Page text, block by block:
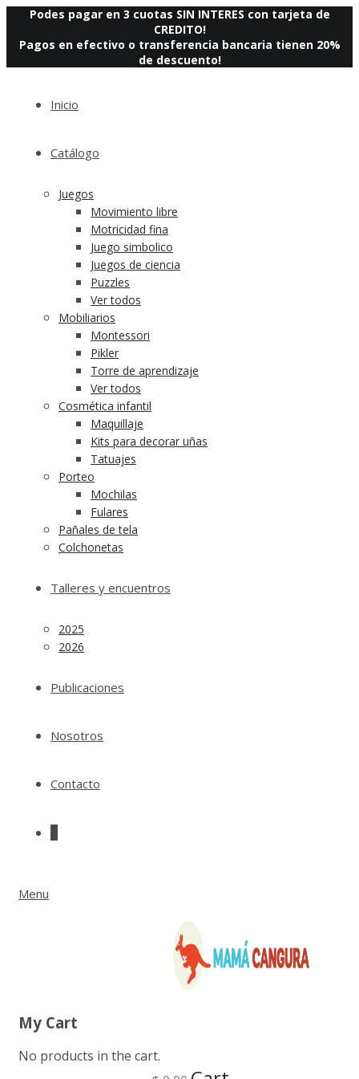
Podes pagar en 3 cuotas SIN INTERES con tarjeta de
CREDITO!
Pagos en efectivo o transferencia bancaria tienen 20%
de descuento!
Inicio
Catálogo
Juegos
Movimiento libre
Motricidad fina
Juego simbolico
Juegos de ciencia
Puzzles
Ver todos
Mobiliarios
Montessori
Pikler
Torre de aprendizaje
Ver todos
Cosmética infantil
Maquillaje
Kits para decorar uñas
Tatuajes
Porteo
Mochilas
Fulares
Pañales de tela
Colchonetas
Talleres y encuentros
2025
2026
Publicaciones
Nosotros
Contacto
Menu
My Cart
No products in the cart.